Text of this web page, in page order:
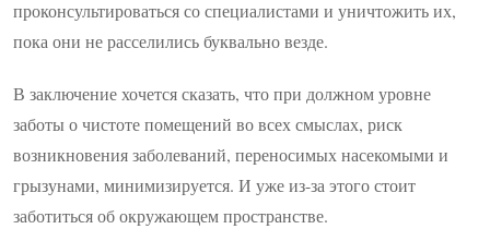
проконсультироваться со специалистами и уничтожить их,
пока они не расселились буквально везде.
В заключение хочется сказать, что при должном уровне
заботы о чистоте помещений во всех смыслах, риск
возникновения заболеваний, переносимых насекомыми и
грызунами, минимизируется. И уже из-за этого стоит
заботиться об окружающем пространстве.